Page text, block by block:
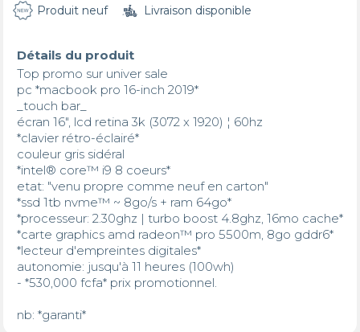
Produit neuf Livraison disponible
Détails du produit
Top promo sur univer sale
pc *macbook pro 16-inch 2019*
_touch bar_
écran 16", lcd retina 3k (3072 x 1920) ¦ 60hz
*clavier rétro-éclairé*
couleur gris sidéral
*intel® core™ i9 8 coeurs*
etat: "venu propre comme neuf en carton"
*ssd 1tb nvme™ ~ 8go/s + ram 64go*
*processeur: 2.30ghz | turbo boost 4.8ghz, 16mo cache*
*carte graphics amd radeon™ pro 5500m, 8go gddr6*
*lecteur d'empreintes digitales*
autonomie: jusqu'à 11 heures (100wh)
- *530,000 fcfa* prix promotionnel.
nb: *garanti*